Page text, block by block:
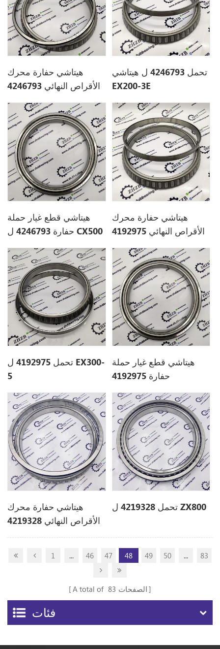
هيتاشي حفارة محرك
الأقراص النهائي 4246793
تحمل 4246793 ل هيتاشي
EX200-3E
هيتاشي قطع غيار حملة
حفارة 4246793 ل CX500
هيتاشي حفارة محرك
الأقراص النهائي 4192975
تحمل 4192975 ل EX300-
5
هيتاشي قطع غيار حملة
حفارة 4192975
هيتاشي حفارة محرك
الأقراص النهائي 4219328
ل EX700
تحمل 4219328 ل ZX800
1 ... 46 47 48 49 50 ... 83
A total of 83 الصفحات
فئات